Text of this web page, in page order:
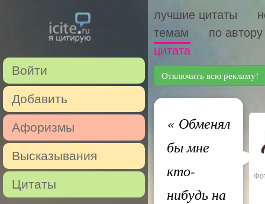
Войти
Добавить
Афоризмы
Высказывания
Цитаты
лучшие цитаты
темам
по автору
цитата
Отключить всю рекламу!
«Обменял
бы мне
кто-
нибудь на